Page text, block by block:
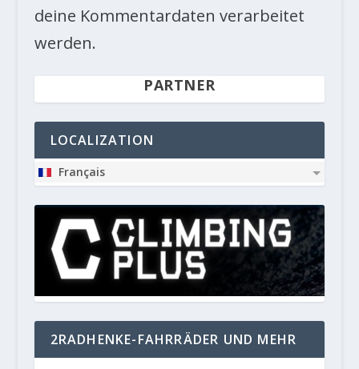
deine Kommentardaten verarbeitet
werden.
PARTNER
LOCALIZATION
Français
2RADHENKE-FAHRRÄDER UND MEHR